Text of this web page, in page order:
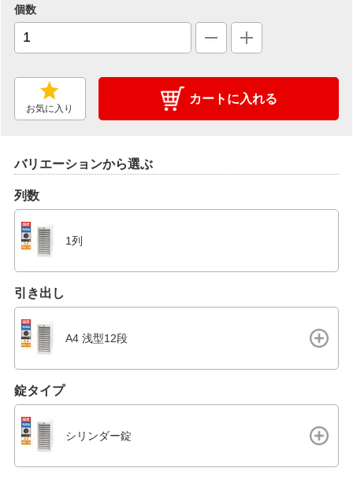
個数
お気に入り
カートに入れる
バリエーションから選ぶ
列数
1列
引き出し
A4 浅型12段
錠タイプ
シリンダー錠